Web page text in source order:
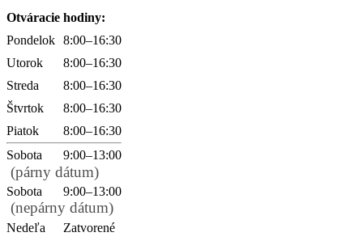
Otváracie hodiny:
Pondelok 8:00–16:30
Utorok
8:00–16:30
Streda
8:00–16:30
Štvrtok
8:00–16:30
Piatok
8:00–16:30
Sobota
9:00–13:00
(párny dátum)
Sobota 9:00–13:00
(nepárny dátum)
Nedeľa Zatvorené